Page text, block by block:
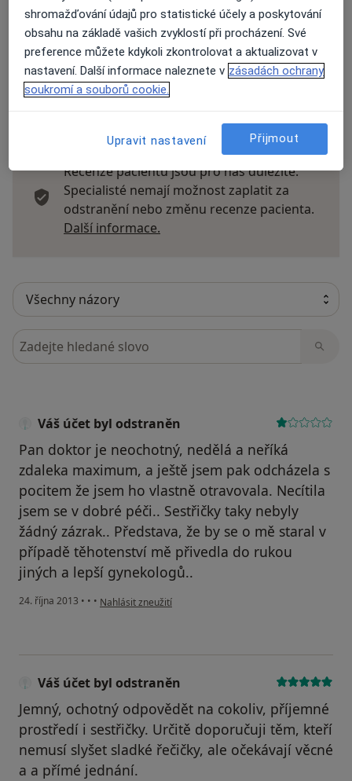
Názory
Přidejte svůj názor
Recenze pacientů jsou pro nás důležité.
Specialisté nemají možnost zaplatit za
odstranění nebo změnu recenze pacienta.
Další informace.
Hledejte v názorech
Váš účet byl odstraněn
Pan doktor je neochotný, nedělá a neříká
zdaleka maximum, a ještě jsem pak odcházela s
pocitem že jsem ho vlastně otravovala. Necítila
jsem se v dobré péči.. Sestřičky taky nebyly
žádný zázrak.. Představa, že by se o mě staral v
případě těhotenství mě přivedla do rukou
jiných a lepší gynekologů..
24. října 2013 • • • podle názoru uživatele Váš účet byl odstraněn
Nahlásit zneužití
Váš účet byl odstraněn
Jemný, ochotný odpovědět na cokoliv, příjemné
prostředí i sestřičky. Určitě doporučuji těm, kteří
nemusí slyšet sladké řečičky, ale očekávají věcné
a a přímé jednání.
shromažďování údajů pro statistické účely a poskytování
obsahu na základě vašich zvyklostí při procházení. Své
preference můžete kdykoli zkontrolovat a aktualizovat v
nastavení. Další informace naleznete v zásadách ochrany
soukromí a souborů cookie.
Upravit nastavení Přijmout